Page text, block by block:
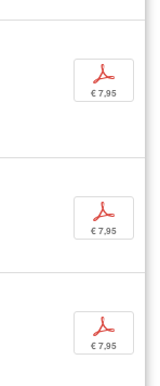
p
€ 7,95
p
€ 7,95
p
€ 7,95